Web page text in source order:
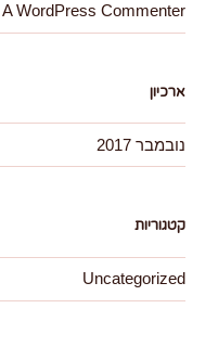
A WordPress Commenter
ארכיון
נובמבר 2017
קטגוריות
Uncategorized